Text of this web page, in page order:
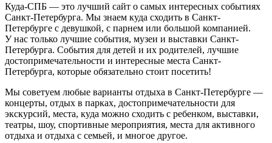
Куда-СПБ — это лучший сайт о самых интересных событиях
Санкт-Петербурга. Мы знаем куда сходить в Санкт-
Петербурге с девушкой, с парнем или большой компанией.
У нас только лучшие события, музеи и выставки Санкт-
Петербурга. События для детей и их родителей, лучшие
достопримечательности и интересные места Санкт-
Петербурга, которые обязательно стоит посетить!
Мы советуем любые варианты отдыха в Санкт-Петербурге —
концерты, отдых в парках, достопримечательности для
экскурсий, места, куда можно сходить с ребенком, выставки,
театры, шоу, спортивные мероприятия, места для активного
отдыха и отдыха с семьей, и многое другое.